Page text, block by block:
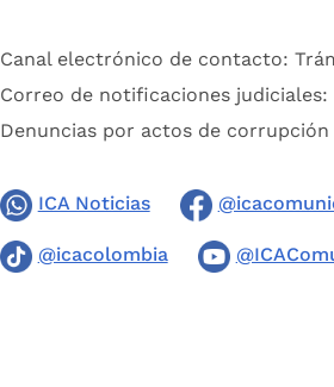
Canal electrónico de contacto:
Correo de notificaciones judiciales:
Denuncias por actos de corrupción
ICA Noticias
@icacolombia